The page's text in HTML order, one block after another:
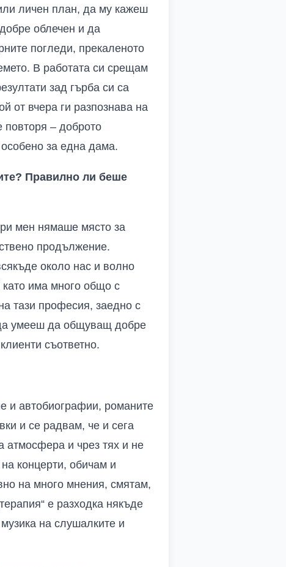
личен план, да му кажеш
облечен и да
погледи, прекаленото
В работата си срещам
зад гърба си са
от вчера ги разпознава на
– доброто
за една дама.
Правилно ли беше
мен нямаше място за
продължение.
около нас и волно
има много общо с
тази професия, заедно с
умееш да общуващ добре
съответно.
и автобиографии, романите
и се радвам, че и сега
атмосфера и чрез тях и не
концерти, обичам и
на много мнения, смятам,
е разходка някъде
на слушалките и